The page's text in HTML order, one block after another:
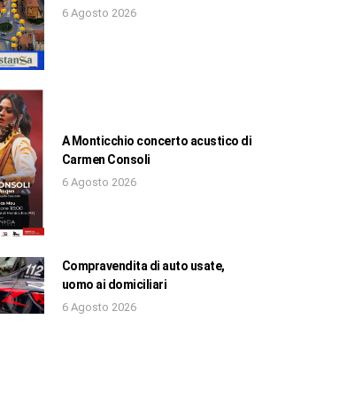
6 Agosto 2026
A Monticchio concerto acustico di
Carmen Consoli
6 Agosto 2026
Compravendita di auto usate,
uomo ai domiciliari
6 Agosto 2026